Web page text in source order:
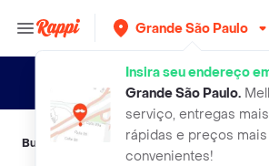
Grande São Paulo
Insira seu endereço
Grande São Paulo.
serviço, entregas mais
rápidas e preços mais
convenientes!
Buscas relacionadas:Brinquedos didáticos,